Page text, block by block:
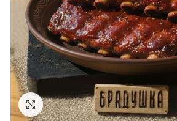
Click to enlarge